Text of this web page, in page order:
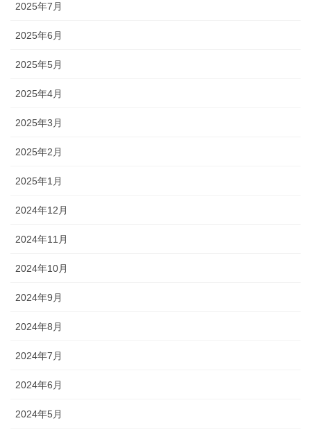
2025年7月
2025年6月
2025年5月
2025年4月
2025年3月
2025年2月
2025年1月
2024年12月
2024年11月
2024年10月
2024年9月
2024年8月
2024年7月
2024年6月
2024年5月